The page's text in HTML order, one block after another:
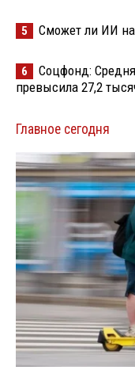
5 Сможет ли ИИ
6
Соцфонд:
превысила 27,2
Главное сегодня